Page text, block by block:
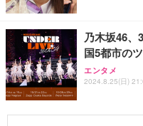
乃木坂46、
国5都市の
エンタメ
2024.8.25(日)